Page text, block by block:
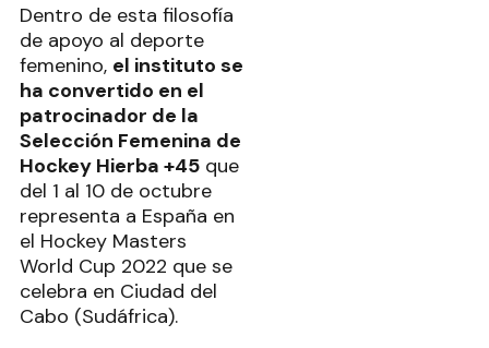
Dentro de esta filosofía
de apoyo al deporte
femenino, el instituto se
ha convertido en el
patrocinador de la
Selección Femenina de
Hockey Hierba +45que
del 1 al 10 de octubre
representa a España en
el Hockey Masters
World Cup 2022 que se
celebra en Ciudad del
Cabo (Sudáfrica).